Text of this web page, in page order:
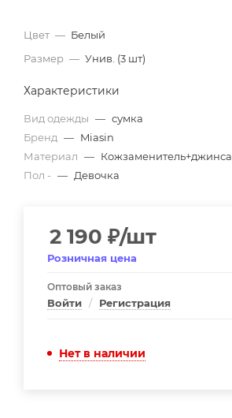
Цвет — Белый
Размер — Унив. (3 шт)
Характеристики
Вид одежды — сумка
Бренд — Miasin
Материал — Кожзаменитель+джинса
Пол - — Девочка
2 190 ₽/шт
Розничная цена
Оптовый заказ
Войти / Регистрация
Нет в наличии